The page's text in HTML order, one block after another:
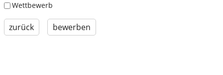
Wettbewerb
zurück bewerben